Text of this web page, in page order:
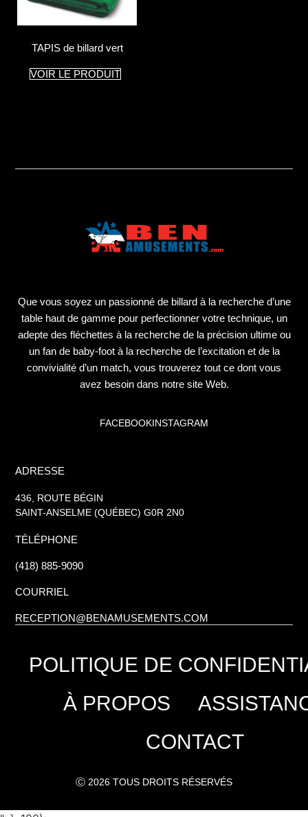
TAPIS de billard vert
VOIR LE PRODUIT
Que vous soyez un passionné de billard à la recherche d’une
table haut de gamme pour perfectionner votre technique, un
adepte des fléchettes à la recherche de la précision ultime ou
un fan de baby-foot à la recherche de l’excitation et de la
convivialité d’un match, vous trouverez tout ce dont vous
avez besoin dans notre site Web.
FACEBOOKINSTAGRAM
ADRESSE
436, ROUTE BÉGIN
SAINT-ANSELME (QUÉBEC) G0R 2N0
TÉLÉPHONE
(418) 885-9090
COURRIEL
RECEPTION@BENAMUSEMENTS.COM
POLITIQUE DE
À PROPOS
CONTACT
Ⓒ 2026 TOUS DROITS RÉSERVÉS